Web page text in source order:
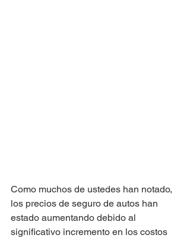
Como muchos de ustedes han notado,
los precios de seguro de autos han
estado aumentando debido al
significativo incremento en los costos